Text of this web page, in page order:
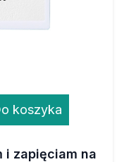
koszyka
i zapięciam na